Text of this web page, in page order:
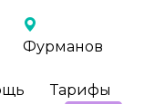
Фурманов
Тарифы